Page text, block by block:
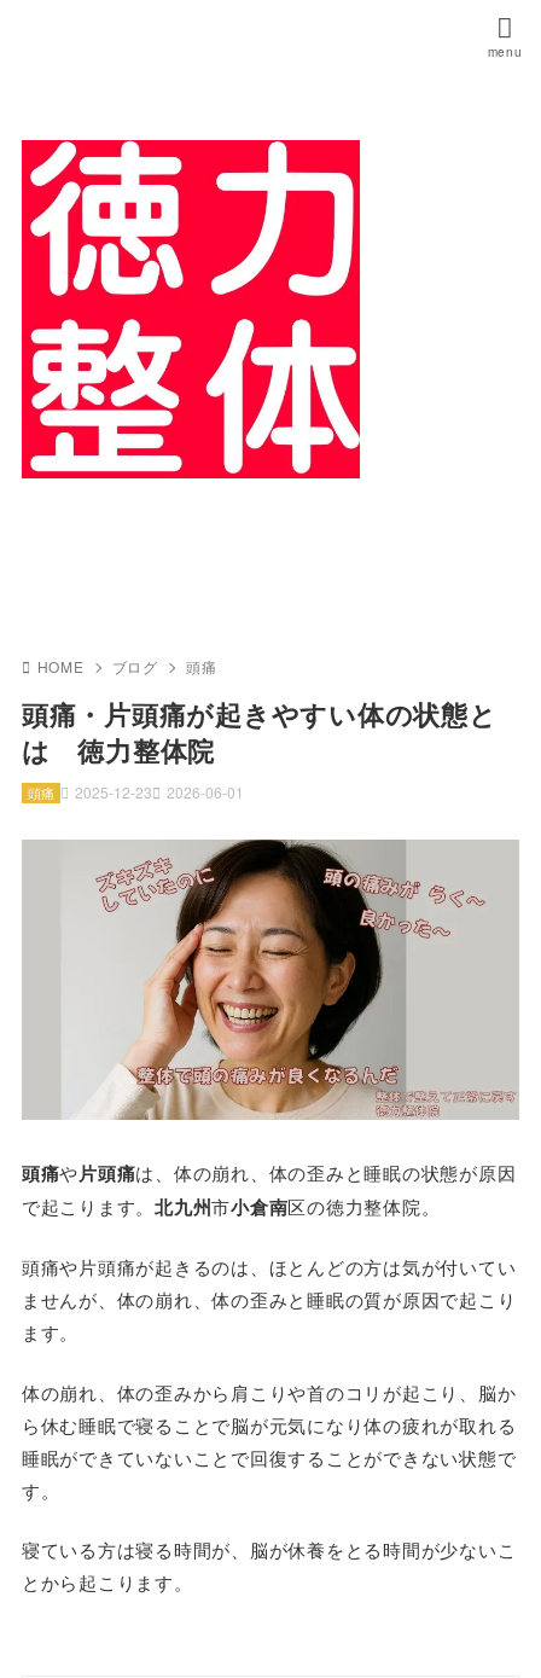
HOME ブログ 頭痛
頭痛・片頭痛が起きやすい体の状態と
は 徳力整体院
2025-12-23 2026-06-01
頭痛
頭痛や片頭痛は、体の崩れ、体の歪みと睡眠の状態が原因
で起こります。北九州市小倉南区の徳力整体院。
頭痛や片頭痛が起きるのは、ほとんどの方は気が付いてい
ませんが、体の崩れ、体の歪みと睡眠の質が原因で起こり
ます。
体の崩れ、体の歪みから肩こりや首のコリが起こり、脳か
ら休む睡眠で寝ることで脳が元気になり体の疲れが取れる
睡眠ができていないことで回復することができない状態で
す。
寝ている方は寝る時間が、脳が休養をとる時間が少ないこ
とから起こります。